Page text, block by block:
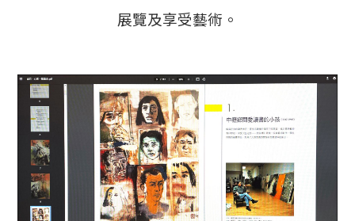
展覽及享受藝術。